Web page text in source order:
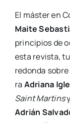
El más­ter en
Mai­te
prin­ci­pios de
esta revis­ta,
redon­da
ra Adria­na
Saint Mar­tins
Adrián